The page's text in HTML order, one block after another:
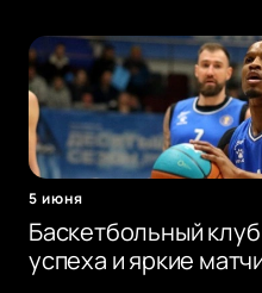
5 июня
Баскетбольный
успеха и яркие